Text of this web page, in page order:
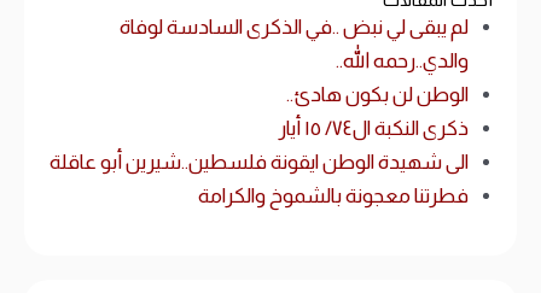
لم يبقى لي نبض ..في الذكرى السادسة لوفاة
والدي..رحمه الله..
الوطن لن بكون هادئ..
ذكرى النكبة ال٧٤/ ١٥ أيار
الى شهيدة الوطن ايقونة فلسطين..شيرين أبو عاقلة
فطرتنا معجونة بالشموخ والكرامة